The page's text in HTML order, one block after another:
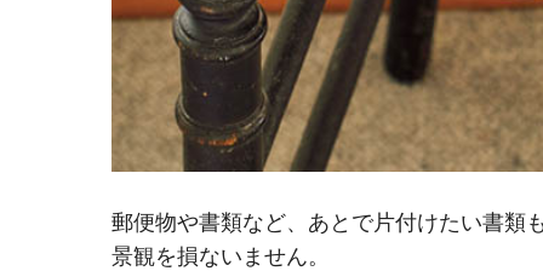
郵便物や書類など、あとで片付けたい書類
景観を損ないません。